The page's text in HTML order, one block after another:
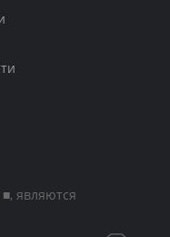
являются